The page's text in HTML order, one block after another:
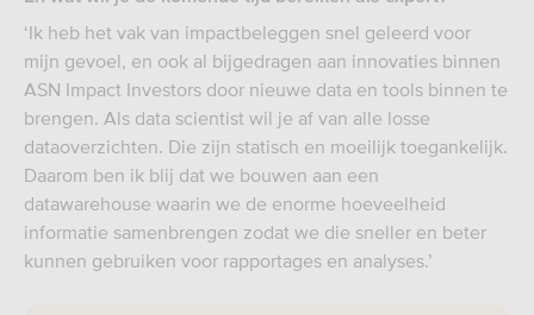
‘Ik heb het vak van impactbeleggen snel geleerd voor
mijn gevoel, en ook al bijgedragen aan innovaties binnen
ASN Impact Investors door nieuwe data en tools binnen te
brengen. Als data scientist wil je af van alle losse
dataoverzichten. Die zijn statisch en moeilijk toegankelijk.
Daarom ben ik blij dat we bouwen aan een
datawarehouse waarin we de enorme hoeveelheid
informatie samenbrengen zodat we die sneller en beter
kunnen gebruiken voor rapportages en analyses.’